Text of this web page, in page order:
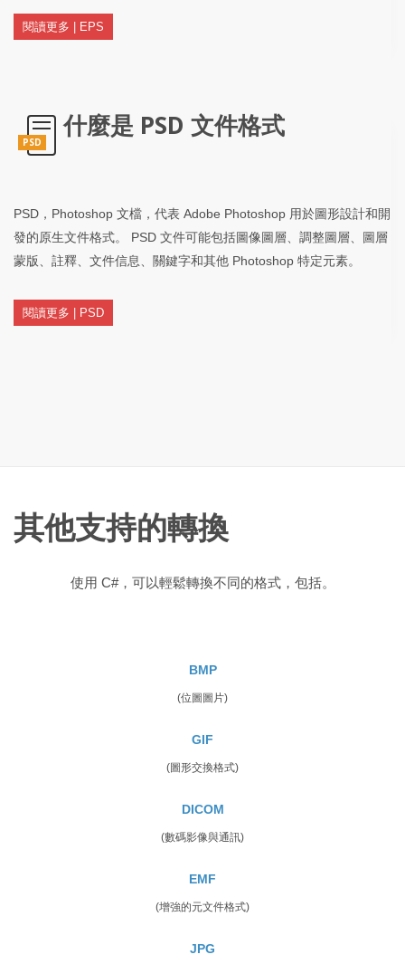
閱讀更多 | EPS
PSD
什麼是 PSD 文件格式
PSD，Photoshop 文檔，代表 Adob​​e Photoshop 用於圖形設計和開
發的原生文件格式。 PSD 文件可能包括圖像圖層、調整圖層、圖層
蒙版、註釋、文件信息、關鍵字和其他 Photoshop 特定元素。
閱讀更多 | PSD
其他支持的轉換
使用 C#，可以輕鬆轉換不同的格式，包括。
BMP
(位圖圖片)
GIF
(圖形交換格式)
DICOM
(數碼影像與通訊)
EMF
(增強的元文件格式)
JPG